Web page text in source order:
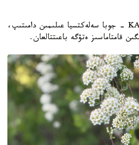
پەتروپاۆل. KAZINFORM - جوبا سەلەكتسيا عىلىمىن دامىتىپ،
قامتاماسىز ەتۋگە باعىتتالعان.